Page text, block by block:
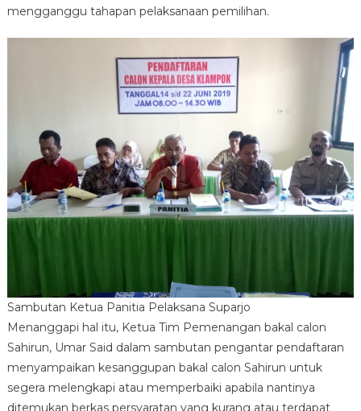
mengganggu tahapan pelaksanaan pemilihan.
Sambutan Ketua Panitia Pelaksana Suparjo
Menanggapi hal itu, Ketua Tim Pemenangan bakal calon
Sahirun, Umar Said dalam sambutan pengantar pendaftaran
menyampaikan kesanggupan bakal calon Sahirun untuk
segera melengkapi atau memperbaiki apabila nantinya
ditemukan berkas persyaratan yang kurang atau terdapat